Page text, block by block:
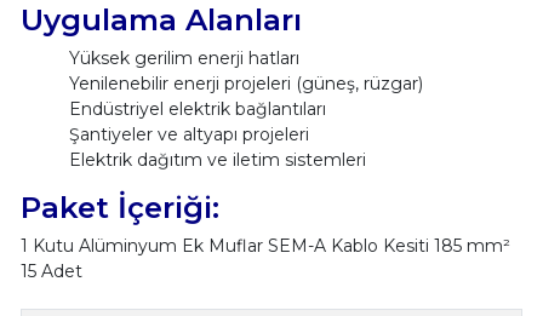
Uygulama Alanları
Yüksek gerilim enerji hatları
Yenilenebilir enerji projeleri (güneş, rüzgar)
Endüstriyel elektrik bağlantıları
Şantiyeler ve altyapı projeleri
Elektrik dağıtım ve iletim sistemleri
Paket İçeriği:
1 Kutu Alüminyum Ek Muflar SEM-A Kablo Kesiti 185 mm²
15 Adet